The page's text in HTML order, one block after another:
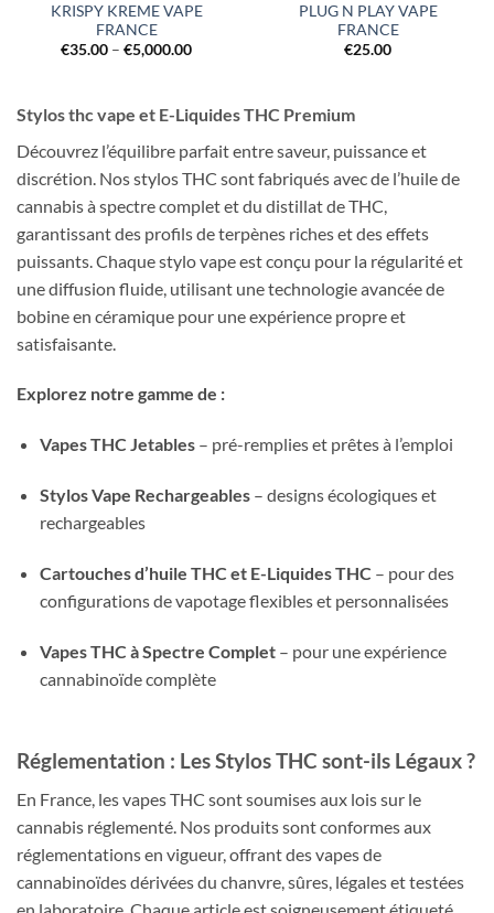
KRISPY KREME VAPE
FRANCE
€35.00 – €5,000.00Price
€5,000.00
PLUG N PLAY VAPE
FRANCE
€25.00
Stylos thc vape et E-Liquides THC Premium
Découvrez l’équilibre parfait entre saveur, puissance et
discrétion. Nos stylos THC sont fabriqués avec de l’huile de
cannabis à spectre complet et du distillat de THC,
garantissant des profils de terpènes riches et des effets
puissants. Chaque stylo vape est conçu pour la régularité et
une diffusion fluide, utilisant une technologie avancée de
bobine en céramique pour une expérience propre et
satisfaisante.
Explorez notre gamme de :
Vapes THC Jetables– pré-remplies et prêtes à l’emploi
Stylos Vape Rechargeables– designs écologiques et
rechargeables
Cartouches d’huile THC et E-Liquides THC – pour des
configurations de vapotage flexibles et personnalisées
Vapes THC à Spectre Complet– pour une expérience
cannabinoïde complète
Réglementation : Les Stylos THC sont-ils Légaux ?
En France, les vapes THC sont soumises aux lois sur le
cannabis réglementé. Nos produits sont conformes aux
réglementations en vigueur, offrant des vapes de
cannabinoïdes dérivées du chanvre, sûres, légales et testées